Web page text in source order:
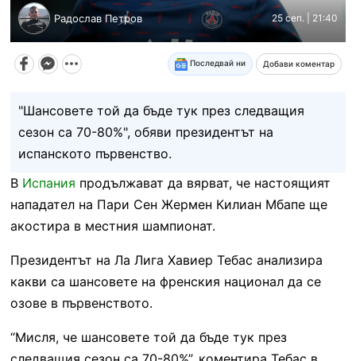
Радослав Петров 25 сеп. | 21:40
Последвай ни Добави коментар
"Шансовете той да бъде тук през следващия
сезон са 70-80%", обяви президентът на
испанското първенство.
В Испания продължават да вярват, че настоящият
нападател на Пари Сен Жермен Килиан Мбапе ще
акостира в местния шампионат.
Президентът на Ла Лига Хавиер Тебас анализира
какви са шансовете на френския национал да се
озове в първенството.
“Мисля, че шансовете той да бъде тук през